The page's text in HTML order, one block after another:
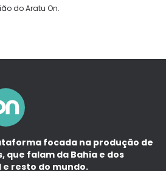
do Aratu On.
focada na produção de
que falam da Bahia e dos
e resto do mundo.